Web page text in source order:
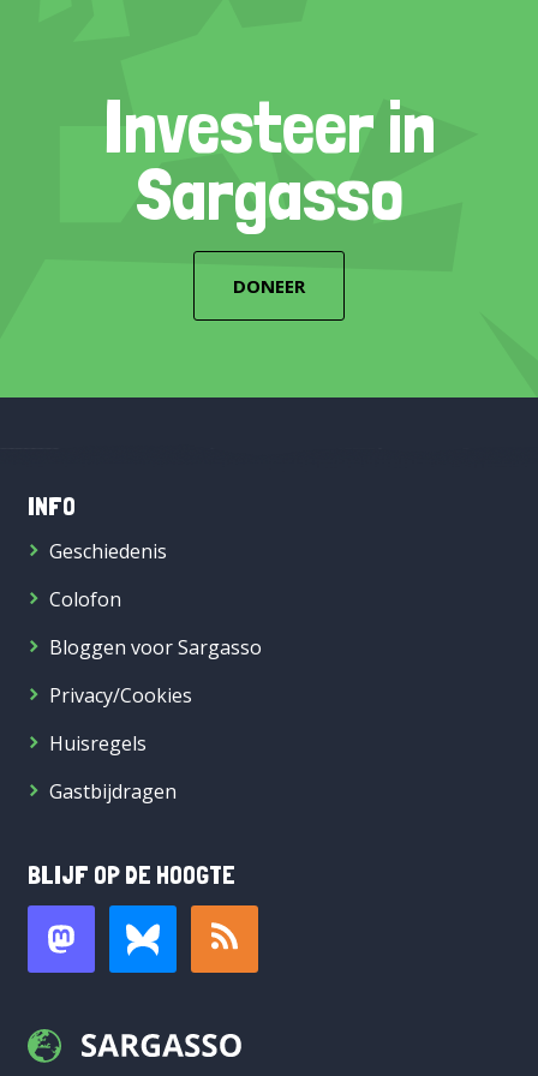
Investeer in
Sargasso
DONEER
INFO
Geschiedenis
Colofon
Bloggen voor Sargasso
Privacy/Cookies
Huisregels
Gastbijdragen
BLIJF OP DE HOOGTE